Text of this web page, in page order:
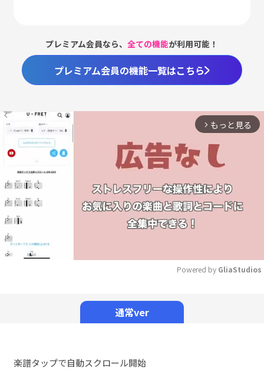
プレミアム会員なら、全ての機能が利用可能！
プレミアム会員の機能一覧はこちら
arrow_forward_ios もっと見る
Powered by GliaStudios
通常ver
楽譜タップで自動スクロール開始